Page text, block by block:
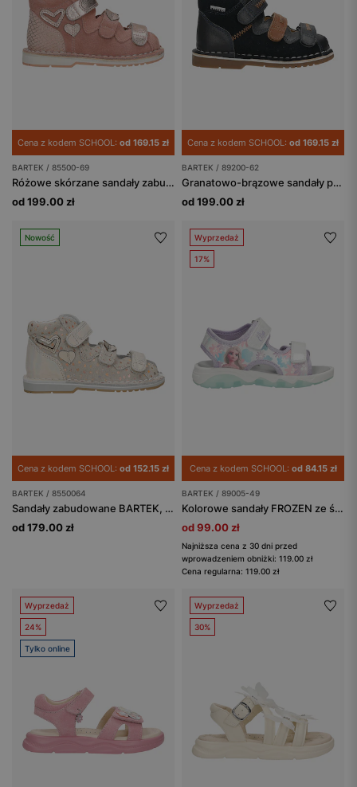
Cena z kodem SCHOOL: od 169.15 zł
BARTEK / 85500-69
Różowe skórzane sandały zabudowane z obcasem Thomasa BARTEK 85500-69
od 199.00 zł
Cena z kodem SCHOOL: od 169.15 zł
BARTEK / 89200-62
Granatowo-brązowe sandały profilaktyczne z obcasem Thomasa BARTEK 89200-62
od 199.00 zł
Nowość
Cena z kodem SCHOOL: od 152.15 zł
BARTEK / 8550064
Sandały zabudowane BARTEK, 85500-64, dla dziewcząt, beżowo-złote
od 179.00 zł
Wyprzedaż
17%
Cena z kodem SCHOOL: od 84.15 zł
BARTEK / 89005-49
Kolorowe sandały FROZEN ze świecącą podeszwą BARTEK 89005-49
od 99.00 zł
Najniższa cena z 30 dni przed
wprowadzeniem obniżki: 119.00 zł
Cena regularna: 119.00 zł
Wyprzedaż
24%
Tylko online
Wyprzedaż
30%